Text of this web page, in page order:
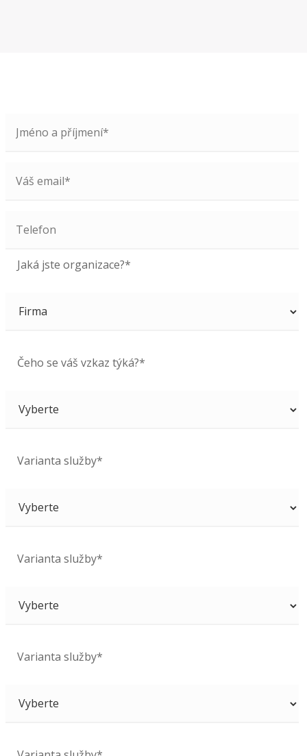
Jaká jste organizace?*
Čeho se váš vzkaz týká?*
Varianta služby*
Varianta služby*
Varianta služby*